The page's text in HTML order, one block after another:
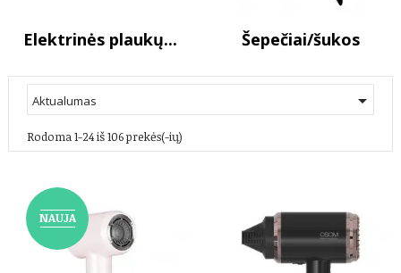
Elektrinės plaukų... Šepečiai/šukos
Aktualumas 
Rodoma 1-24 iš 106 prekės(-ių)
NAUJA